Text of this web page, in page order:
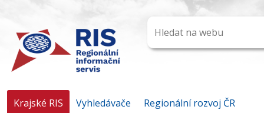
Krajské RIS Vyhledávače
Regionální rozvoj ČR